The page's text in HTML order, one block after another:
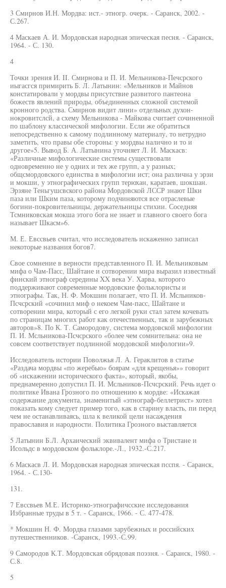
3 Смирнов И.Н. Мордва: ист.- этногр. очерк. - Саранск, 2002. -
С.267.
4 Маскаев А. И. Мордовская народная эпическая песня. - Саранск,
1964. - С. 130.
4
Точки зрения И. II. Смирнова и П. И. Мельникова-Печсрского
иыгасгся примирить Б. Л. Латынин: «Мельников и Майнов
констатировали у мордвы присутствие развитого пантеона
божеств явлений природы, объединенных сложной системой
кронного родства. Смирнов видит лини» отдельных духон-
нокровитслсй, а схему Мельникова - Майкова считает сочиненной
по шаблону классической мифологии. Если же обратиться
непосредственно к самому подлинному материалу, то нетрудно
заметить, что правы обе стороны: у мордвы налично и то и
другое»5. Вывод Б. А. Латынина уточняет Л. И. Маскасв:
«Различные мифологические системы существовали
одновременно не у одних и тех же групп, а у разных;
общсмордовского единства в мифологии ист; она различна у эрзи
и мокши, у этнографических групп терюхан, каратаев, шокшан.
Эрзяне Теньгушсвского района Мордовской ЛССР знают Шки
паза или Шким паза, которому подчиняются все отраслевые
богини-покровительницы, держательницы стихии. Соседняя
Тсмниковская мокша этого бога не знает и главного своего бога
называет Шкасм»6.
М. Е. Евссвьев считал, что исследователь искаженно записал
некоторые названия богов7.
Свое сомнение в верности представленного П. И. Мельниковым
мифа о Чам-Пасс, Шайтане и сотворении мира выразил известный
финский этнограф середины XX века У. Харва, которого
поддерживают современные мордовские фольклористы и
этнографы. Так, Н. Ф. Мокшин полагает, что П. И. Мсльников-
Псчсрский «сочинил миф о некоем Чам-пасс, Шайтане и
сотворении мира, который с его легкой руки стал затем кочевать
по страницам многих работ как отечественных, так и зарубежных
авторов»8. По К. Т. Самородову, система мордовской мифологии
П. И. Мсльникова-Псчсрского «более чем сомнительна: она не
совсем соответствует подлинной мордовской мифологии»9.
Исследователь истории Поволжья Л. А. Гераклитов в статье
«Раздача мордвы «по жеребыо» боярам «для крещенья»» говорит
об «искажении исторического факта», который, якобы,
преднамеренно допустил П. И. Мсльников-Псчсрский. Речь идет о
политике Ивана Грозного по отношению к мордве: «Искажая
содержание документа, знаменитый «этнограф-беллетрист» хотел
показать кому следует пример того, как в старину власть, пи перед
чем не останавливаясь, шла к великой цели насаждения
православия и народности. Политика Грозного выставляется
5 Латынин Б.Л. Архаический эквивалент мифа о Тристане и
Исольдс в мордовском фольклоре.-Л., 1932.-С.217.
6 Маскасв Л. И. Мордовская народная эпическая псспя. - Саранск,
1964. - С.130-
131.
7 Евссвьев М.Е. Исторнко-этнографичсские исследования
Избранные труды в 5 т. - Саранск, 1966. - С. 477-478.
* Мокшин Н. Ф. Мордва глазами зарубежных и российских
путешественников. -Саранск, 1993.-С.99.
9 Самородов К.Т. Мордовская обрядовая поэзня. - Саранск, 1980. -
С.8.
5